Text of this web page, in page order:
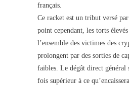
français.
Ce racket est un tribut versé
point cependant, les torts
l’ensemble des victimes des
prolongent par des sorties de
faibles. Le dégât direct général
fois supérieur à ce